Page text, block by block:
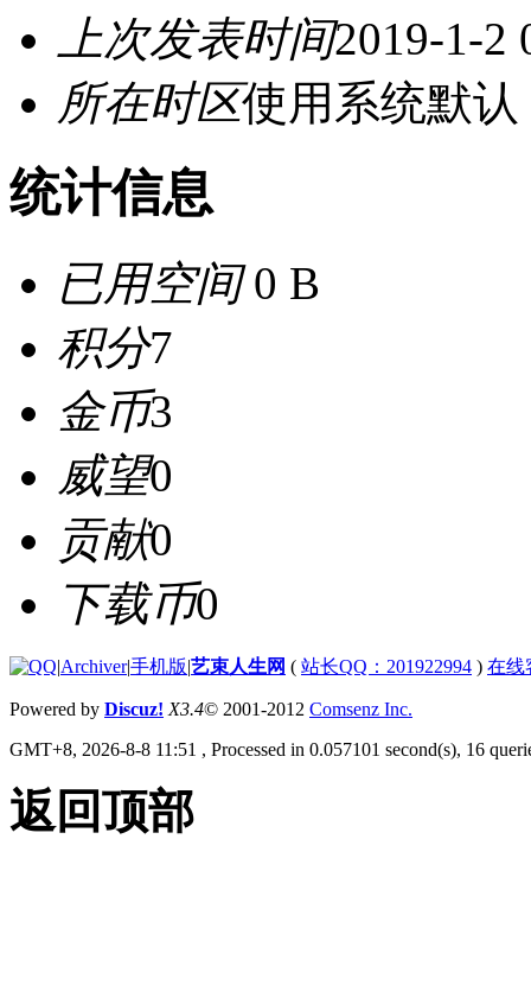
上次发表时间2019-1-2
所在时区使用系统默认
统计信息
已用空间0 B
积分7
金币3
威望0
贡献0
下载币0
|Archiver|手机版|艺束人生网 ( 站长QQ：201922994 ) 在线
Powered by Discuz! X3.4© 2001-2012 Comsenz Inc.
GMT+8, 2026-8-8 11:51 , Processed in 0.057101 second(s), 16
返回顶部